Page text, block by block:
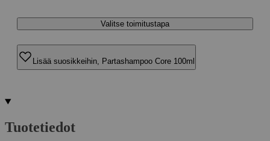
Valitse toimitustapa
Lisää suosikkeihin, Partashampoo Core 100ml
Tuotetiedot